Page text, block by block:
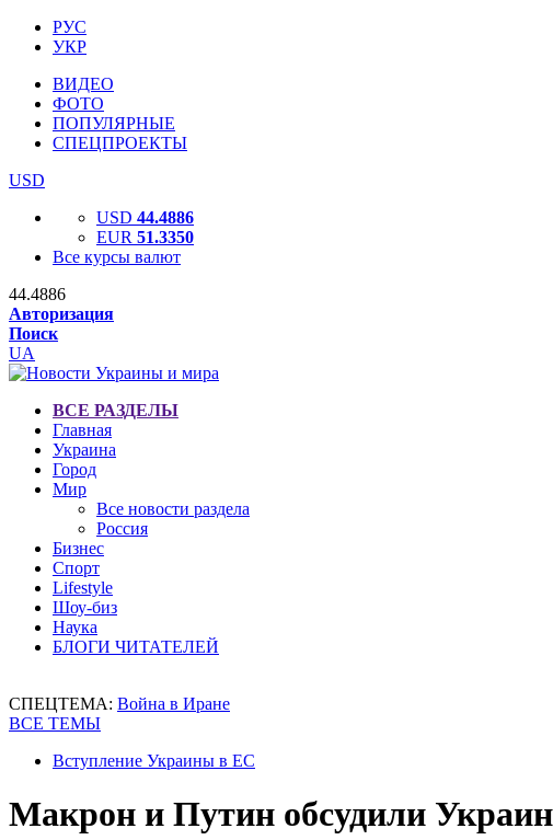
РУС
УКР
ВИДЕО
ФОТО
ПОПУЛЯРНЫЕ
СПЕЦПРОЕКТЫ
USD
USD 44.4886
EUR 51.3350
Все курсы валют
44.4886
Авторизация
Поиск
UA
ВСЕ РАЗДЕЛЫ
Главная
Украина
Город
Мир
Все новости раздела
Россия
Бизнес
Спорт
Lifestyle
Шоу-биз
Наука
БЛОГИ ЧИТАТЕЛЕЙ
СПЕЦТЕМА: Война в Иране
ВСЕ ТЕМЫ
Вступление Украины в ЕС
Макрон и Путин обсудили